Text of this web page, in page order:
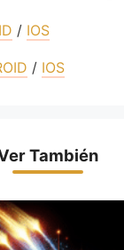
/ IOS
/ IOS
También